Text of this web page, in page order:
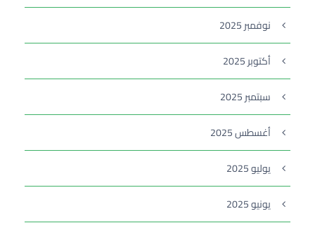
نوفمبر 2025
أكتوبر 2025
سبتمبر 2025
أغسطس 2025
يوليو 2025
يونيو 2025